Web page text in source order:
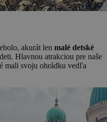
akurát len malé detské
Hlavnou atrakciou pre naše
mali svoju ohrádku vedľa